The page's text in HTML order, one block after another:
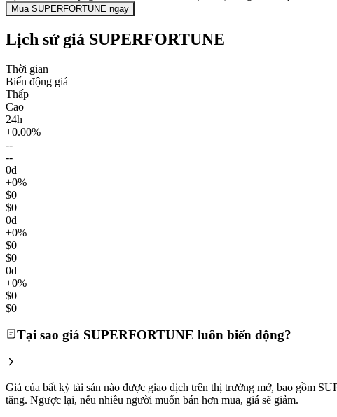
Mua SUPERFORTUNE ngay
Lịch sử giá SUPERFORTUNE
Thời gian
Biến động giá
Thấp
Cao
24h
+0.00%
--
--
0d
+0%
$0
$0
0d
+0%
$0
$0
0d
+0%
$0
$0
Tại sao giá SUPERFORTUNE luôn biến động?
Giá của bất kỳ tài sản nào được giao dịch trên thị trường mở, bao gồm
tăng. Ngược lại, nếu nhiều người muốn bán hơn mua, giá sẽ giảm.